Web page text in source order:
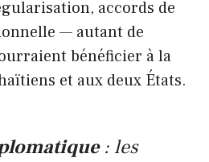
accords de
— autant de
bénéficier à la
et aux deux États.
: les